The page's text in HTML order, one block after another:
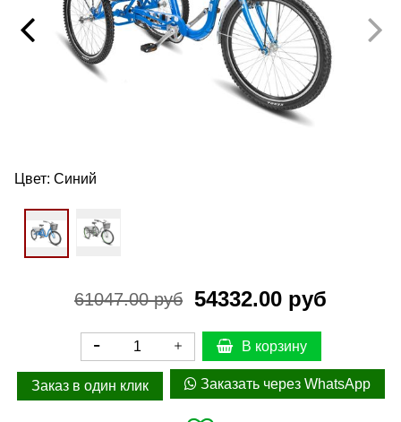
Цвет: Синий
61047.00 руб 54332.00 руб
В корзину
Заказ в один клик Заказать через WhatsApp